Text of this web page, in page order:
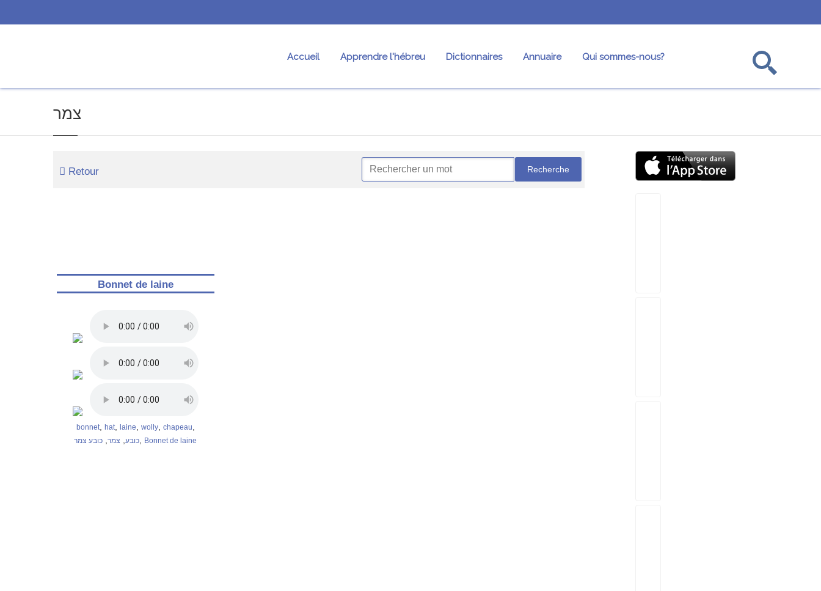
Accueil Apprendre l'hébreu Dictionnaires Annuaire Qui sommes-nous?
צמר
Retour
Bonnet de laine
bonnet, hat, laine wolly, chapeau
כובע, צמר, כובע צמר Bonnet de laine